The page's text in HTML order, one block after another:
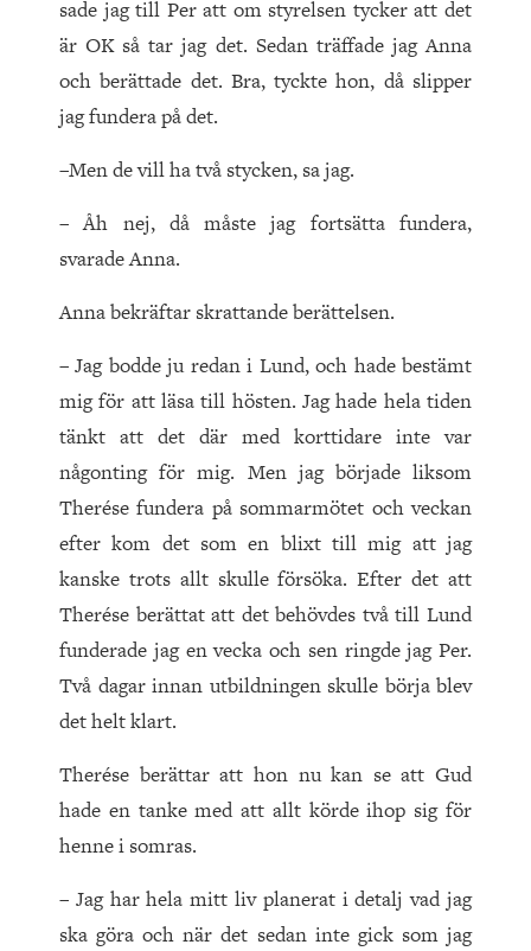
sade jag till Per att om styrelsen tycker att det
är OK så tar jag det. Sedan träffade jag Anna
och berättade det. Bra, tyckte hon, då slipper
jag fundera på det.
–Men de vill ha två stycken, sa jag.
– Åh nej, då måste jag fortsätta fundera,
svarade Anna.
Anna bekräftar skrattande berättelsen.
– Jag bodde ju redan i Lund, och hade bestämt
mig för att läsa till hösten. Jag hade hela tiden
tänkt att det där med korttidare inte var
någonting för mig. Men jag började liksom
Therése fundera på sommarmötet och veckan
efter kom det som en blixt till mig att jag
kanske trots allt skulle försöka. Efter det att
Therése berättat att det behövdes två till Lund
funderade jag en vecka och sen ringde jag Per.
Två dagar innan utbildningen skulle börja blev
det helt klart.
Therése berättar att hon nu kan se att Gud
hade en tanke med att allt körde ihop sig för
henne i somras.
– Jag har hela mitt liv planerat i detalj vad jag
ska göra och när det sedan inte gick som jag